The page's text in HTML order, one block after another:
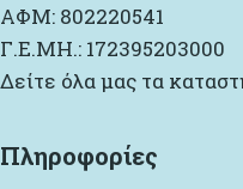
ΑΦΜ: 802220541
Γ.Ε.ΜΗ.: 172395203000
Δείτε όλα μας τα
Πληροφορίες